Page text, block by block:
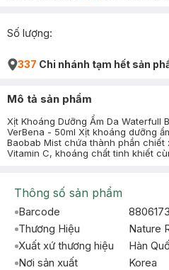
Số lượng:
337 Chi nhánh tạm hết sản
Mô tả sản phẩm
Xịt Khoáng Dưỡng Ẩm Da Waterfull
VerBena - 50ml Xịt khoáng dưỡng
Baobab Mist chứa thành phần
Vitamin C, khoáng chất tinh khiết
Thông số sản phẩm
Barcode
Thương Hiệu
Nature
Xuất xứ thương hiệu
Hàn
Nơi sản xuất
Korea